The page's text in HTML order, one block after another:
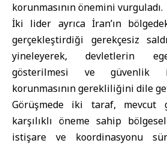
korunmasının önemini vurguladı.
İki lider ayrıca İran’ın
gerçekleştirdiği gerekçesiz
yineleyerek, devletlerin
gösterilmesi ve güvenlik
korunmasının gerekliliğini dile
Görüşmede iki taraf, mevcut
karşılıklı öneme sahip
istişare ve koordinasyonu